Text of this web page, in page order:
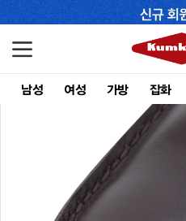
남성 여성 가방 잡화